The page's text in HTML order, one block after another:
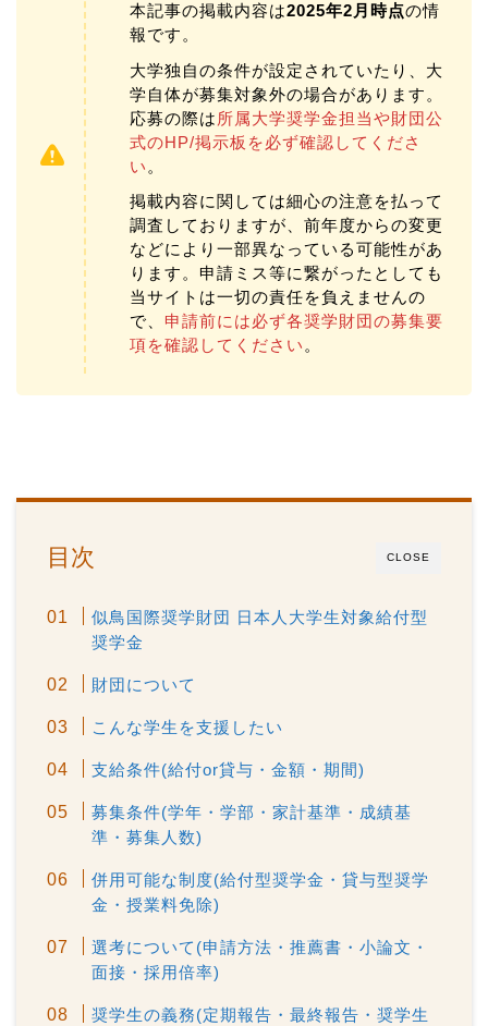
本記事の掲載内容は2025年2月時点の情
報です。
大学独自の条件が設定されていたり、大
学自体が募集対象外の場合があります。
応募の際は 所属大学奨学金担当や財団公
式のHP/掲示板を必ず確認してくださ
い 。
掲載内容に関しては細心の注意を払って
調査しておりますが、前年度からの変更
などにより一部異なっている可能性があ
ります。申請ミス等に繋がったとしても
当サイトは一切の責任を負えませんの
で、 申請前には必ず各奨学財団の募集要
項を確認してください 。
CLOSE
目次
似鳥国際奨学財団 日本人大学生対象給付型
奨学金
財団について
こんな学生を支援したい
支給条件(給付or貸与・金額・期間)
募集条件(学年・学部・家計基準・成績基
準・募集人数)
併用可能な制度(給付型奨学金・貸与型奨学
金・授業料免除)
選考について(申請方法・推薦書・小論文・
面接・採用倍率)
奨学生の義務(定期報告・最終報告・奨学生